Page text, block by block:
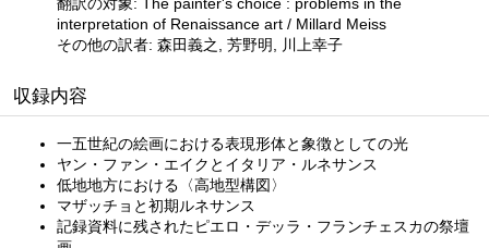
interpretation of Renaissance art / Millard Meiss
その他の訳者: 森田義之, 芳野明, 川上幸子
収録内容
一五世紀の絵画における表現形体と象徴としての光
ヤン・ファン・エイクとイタリア・ルネサンス
低地地方における〈高地型構図〉
マザッチョと初期ルネサンス
記録資料に残されたピエロ・デッラ・フランチェスカの祭壇